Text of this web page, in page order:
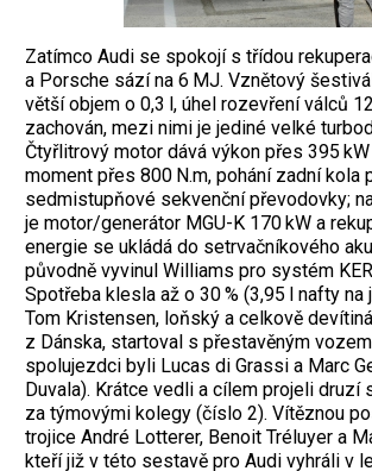
Zatímco Audi se spokojí s třídou
a Porsche sází na 6 MJ. Vznětový
větší objem o 0,3 l, úhel rozevření válců
zachován, mezi nimi je jediné velké
Čtyřlitrový motor dává výkon přes 395
moment přes 800 N.m, pohání zadní kola
sedmistupňové sekvenční převodovky;
je motor/generátor MGU-K 170 kW a
energie se ukládá do setrvačníkového
původně vyvinul Williams pro systém
Spotřeba klesla až o 30 % (3,95 l nafty na
Tom Kristensen, loňský a celkově
z Dánska, startoval s přestavěným
spolujezdci byli Lucas di Grassi a Marc
Duvala). Krátce vedli a cílem projeli druzí
za týmovými kolegy (číslo 2). Vítěznou
trojice André Lotterer, Benoit Tréluyer a
kteří již v této sestavě pro Audi vyhráli v